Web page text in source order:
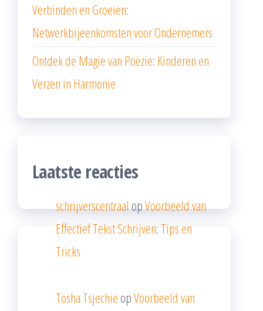
Verbinden en Groeien:
Netwerkbijeenkomsten voor Ondernemers
Ontdek de Magie van Poëzie: Kinderen en
Verzen in Harmonie
Laatste reacties
schrijverscentraalopVoorbeeld van
Effectief Tekst Schrijven: Tips en
Tricks
Tosha Tsjechie opVoorbeeld van